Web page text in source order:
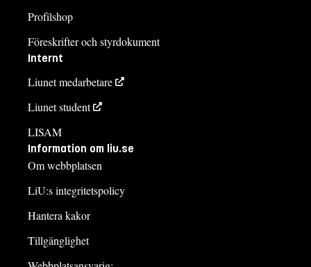
Profilshop
Föreskrifter och styrdokument
Internt
Liunet medarbetare
Liunet student
LISAM
Information om liu.se
Om webbplatsen
LiU:s integritetspolicy
Hantera kakor
Tillgänglighet